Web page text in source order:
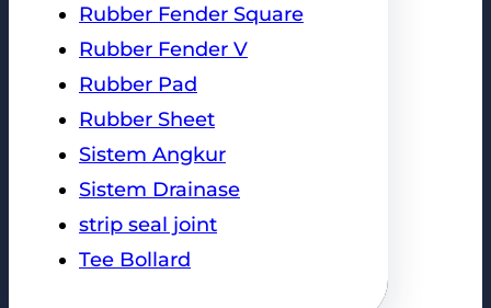
Rubber Fender Square
Rubber Fender V
Rubber Pad
Rubber Sheet
Sistem Angkur
Sistem Drainase
strip seal joint
Tee Bollard